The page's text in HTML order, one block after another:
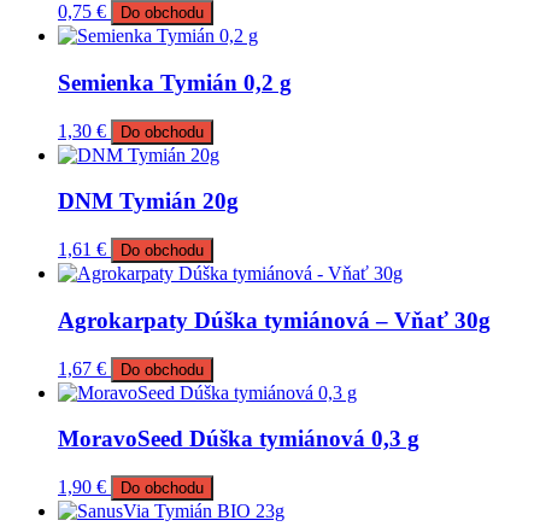
0,75 € Do obchodu
Semienka Tymián 0,2 g
1,30 € Do obchodu
DNM Tymián 20g
1,61 € Do obchodu
Agrokarpaty Dúška tymiánová – Vňať 30g
1,67 € Do obchodu
MoravoSeed Dúška tymiánová 0,3 g
1,90 € Do obchodu